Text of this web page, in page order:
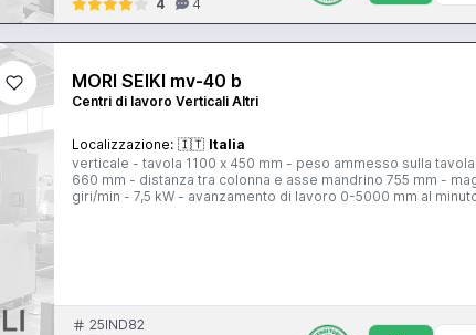
4
4
MORI SEIKI mv-40 b
Centri di lavoro Verticali Altri
Localizzazione: 🇮🇹 Italia
verticale - tavola 1100 x 450 mm - peso ammesso sulla
660 mm - distanza tra colonna e asse mandrino 755 mm -
giri/min - 7,5 kW - avanzamento di lavoro 0-5000 mm al
25IND82